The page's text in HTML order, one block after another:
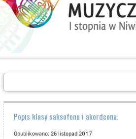
Kalendarz
UCZEŃ/RODZIC
Galeria
SZKOLE
Popis klasy saksofonu i akordeonu.
Opublikowano: 26 listopad 2017